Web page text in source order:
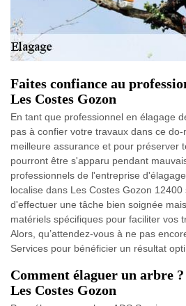
Faites confiance au
Les Costes Gozon
En tant que professionnel en élagage
pas à confier votre travaux dans ce
meilleure assurance et pour préserver
pourront être s'apparu pendant
professionnels de l'entreprise
localise dans Les Costes Gozon
d'effectuer une tâche bien soignée
matériels spécifiques pour faciliter vos
Alors, qu’attendez-vous à ne pas
Services pour bénéficier un résultat
Comment élaguer un arbre
Les Costes Gozon